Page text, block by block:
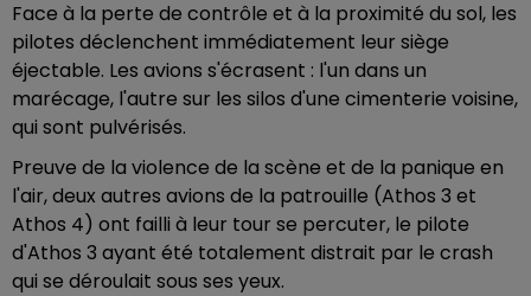
Face à la perte de contrôle et à la proximité du sol, les
pilotes déclenchent immédiatement leur siège
éjectable. Les avions s'écrasent : l'un dans un
marécage, l'autre sur les silos d'une cimenterie voisine,
qui sont pulvérisés.
Preuve de la violence de la scène et de la panique en
l'air, deux autres avions de la patrouille (Athos 3 et
Athos 4) ont failli à leur tour se percuter, le pilote
d'Athos 3 ayant été totalement distrait par le crash
qui se déroulait sous ses yeux.